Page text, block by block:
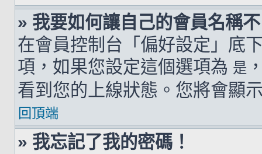
» 我要如何讓自己的會員名稱
在會員控制台「偏好設定」底
項，如果您設定這個選項為 是
看到您的上線狀態。您將會顯
回頂端
» 我忘記了我的密碼！